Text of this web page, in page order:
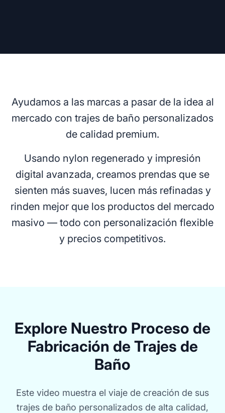
Ayudamos a las marcas a pasar de la idea al
mercado con trajes de baño personalizados
de calidad premium.
Usando nylon regenerado y impresión
digital avanzada, creamos prendas que se
sienten más suaves, lucen más refinadas y
rinden mejor que los productos del mercado
masivo — todo con personalización flexible
y precios competitivos.
Explore Nuestro Proceso de
Fabricación de Trajes de
Baño
Este video muestra el viaje de creación de sus
trajes de baño personalizados de alta calidad,